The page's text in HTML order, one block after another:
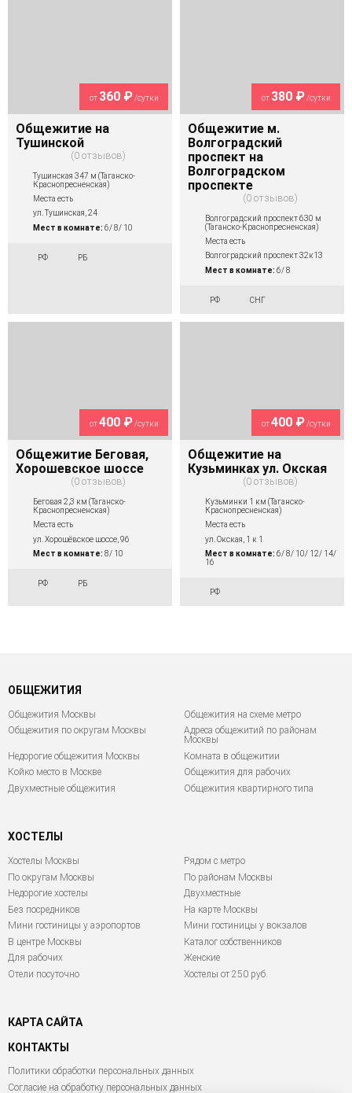
от 360 ₽/сутки
Общежитие на
Тушинской
0 отзывов
Тушинская 347 м (Таганско-
Краснопресненская)
Места есть
ул. Тушинская, 24
Мест в комнате: 6/ 8/ 10
РФ РБ
от 380 ₽/сутки
Общежитие м.
Волгоградский
проспект на
Волгоградском
проспекте
0 отзывов
Волгоградский проспект 630 м
(Таганско-Краснопресненская)
Места есть
Волгоградский проспект 32к13
Мест в комнате: 6/ 8
РФ СНГ
от400 ₽/сутки
Общежитие Беговая,
Хорошевское шоссе
0 отзывов
Беговая 2,3 км (Таганско-
Краснопресненская)
Места есть
ул. Хорошёвское шоссе, 96
Мест в комнате: 8/ 10
РФ РБ
от400 ₽/сутки
Общежитие на
Кузьминках ул. Окская
0 отзывов
Кузьминки 1 км (Таганско-
Краснопресненская)
Места есть
ул. Окская, 1 к 1
Мест в комнате: 6/ 8/ 10/ 12/ 14/
16
РФ
ОБЩЕЖИТИЯ
Общежития Москвы
Общежития на схеме метро
Общежития по округам Москвы
Адреса общежитий по районам
Москвы
Недорогие общежития Москвы
Комната в общежитии
Койко место в Москве
Общежития для рабочих
Двухместные общежития
Общежития квартирного типа
ХОСТЕЛЫ
Хостелы Москвы
По округам Москвы
Недорогие хостелы
Без посредников
Мини гостиницы у аэропортов
В центре Москвы
Для рабочих
Отели посуточно
Рядом с метро
По районам Москвы
Двухместные
На карте Москвы
Мини гостиницы у вокзалов
Каталог собственников
Женские
Хостелы от 250 руб.
КАРТА САЙТА
КОНТАКТЫ
Политики обработки персональных данных
Согласие на обработку персональных данных